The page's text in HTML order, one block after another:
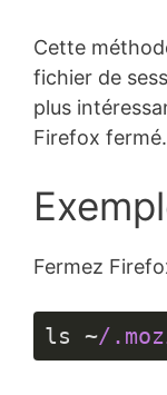
Cette
fichier de
plus
Firefox fermé.
Fermez
ls ~/